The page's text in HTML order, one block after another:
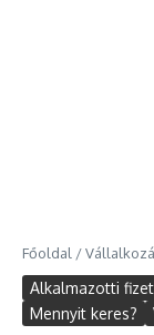
Főoldal /
Alkalmazotti
Mennyit keres?